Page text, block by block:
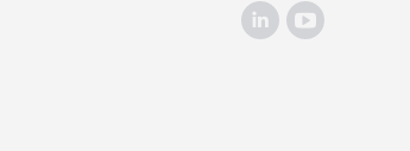
LinkedIn